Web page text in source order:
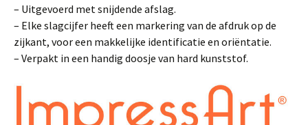
– Uitgevoerd met snijdende afslag.
– Elke slagcijfer heeft een markering van de afdruk op de
zijkant, voor een makkelijke identificatie en oriëntatie.
– Verpakt in een handig doosje van hard kunststof.